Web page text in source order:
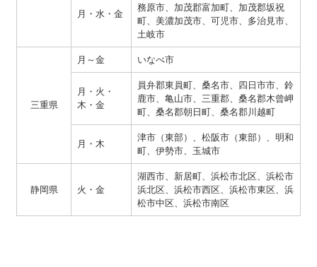
月・水・金
務原市、加茂郡富加町、加茂郡坂祝
町、美濃加茂市、可児市、多治見市、
土岐市
三重県
月～金 いなべ市
月・火・
木・金
員弁郡東員町、桑名市、四日市市、鈴
鹿市、亀山市、三重郡、桑名郡木曾岬
町、桑名郡朝日町、桑名郡川越町
月・木
津市（東部）、松阪市（東部）、明和
町、伊勢市、玉城市
静岡県 火・金
湖西市、新居町、浜松市北区、浜松市
浜北区、浜松市西区、浜松市東区、浜
松市中区、浜松市南区